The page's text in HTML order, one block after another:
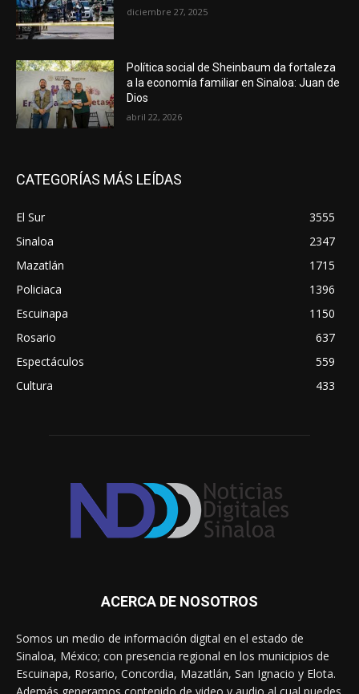
diciembre 27, 2025
Política social de Sheinbaum da fortaleza
a la economía familiar en Sinaloa: Juan de
Dios
abril 22, 2026
CATEGORÍAS MÁS LEÍDAS
El Sur
3555
Sinaloa
2347
Mazatlán
1715
Policiaca
1396
Escuinapa
1150
Rosario
637
Espectáculos
559
Cultura
433
ACERCA DE NOSOTROS
Somos un medio de información digital en el estado de
Sinaloa, México; con presencia regional en los municipios de
Escuinapa, Rosario, Concordia, Mazatlán, San Ignacio y Elota.